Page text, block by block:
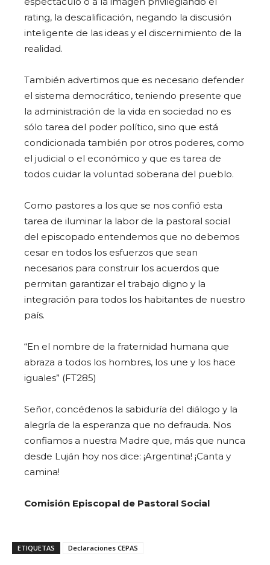
rating, la descalificación, negando la discusión
inteligente de las ideas y el discernimiento de la
realidad.
También advertimos que es necesario defender
el sistema democrático, teniendo presente que
la administración de la vida en sociedad no es
sólo tarea del poder político, sino que está
condicionada también por otros poderes, como
el judicial o el económico y que es tarea de
todos cuidar la voluntad soberana del pueblo.
Como pastores a los que se nos confió esta
tarea de iluminar la labor de la pastoral social
del episcopado entendemos que no debemos
cesar en todos los esfuerzos que sean
necesarios para construir los acuerdos que
permitan garantizar el trabajo digno y la
integración para todos los habitantes de nuestro
país.
“En el nombre de la fraternidad humana que
abraza a todos los hombres, los une y los hace
iguales” (FT285)
Señor, concédenos la sabiduría del diálogo y la
alegría de la esperanza que no defrauda. Nos
confiamos a nuestra Madre que, más que nunca
desde Luján hoy nos dice: ¡Argentina! ¡Canta y
camina!
Comisión Episcopal de Pastoral Social
ETIQUETAS Declaraciones CEPAS